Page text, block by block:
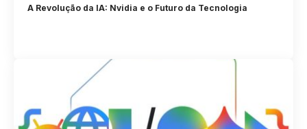
A Revolução da IA: Nvidia e o Futuro da Tecnologia